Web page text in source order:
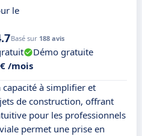
le
Basé sur 188 avis
Démo gratuite
/mois
à simplifier et
de construction, offrant
pour les professionnels
permet une prise en